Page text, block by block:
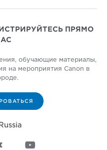
ПРЯМО
обучающие материалы,
на мероприятия Canon в
